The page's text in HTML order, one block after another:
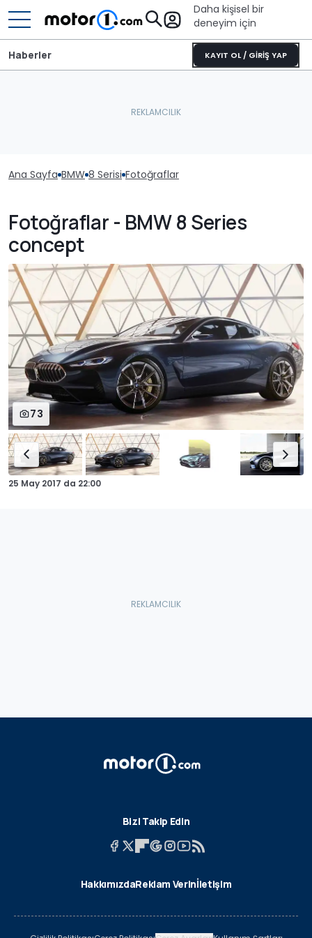
Daha kişisel bir
deneyim için
KAYIT OL / GİRİŞ YAP
Haberler
Ana Sayfa BMW 8 Serisi Fotoğraflar
Fotoğraflar - BMW 8 Series
concept
73
25 May 2017 da 22:00
Bizi Takip Edin
HakkımızdaReklam Verinİletişim